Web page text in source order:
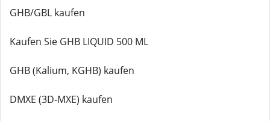
GHB/GBL kaufen
Kaufen Sie GHB LIQUID 500 ML
GHB (Kalium, KGHB) kaufen
DMXE (3D-MXE) kaufen